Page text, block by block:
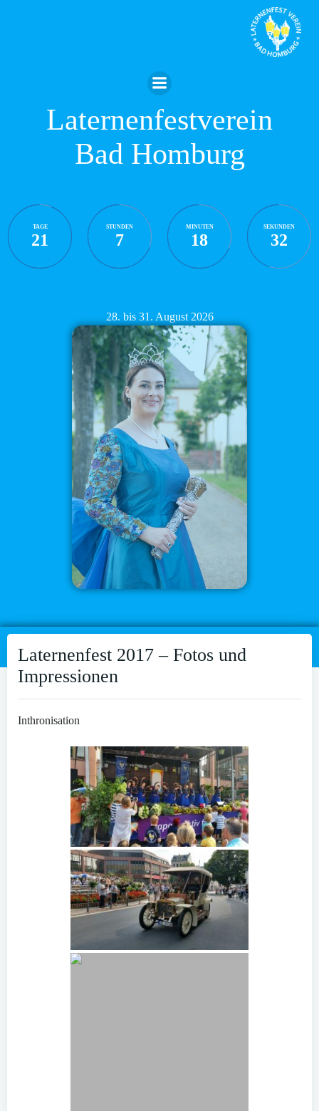
Laternenfestverein
Bad Homburg
TAGE
21
STUNDEN
7
MINUTEN
18
SEKUNDEN
32
28. bis 31. August 2026
Laternenfest 2017 – Fotos und
Impressionen
Inthronisation